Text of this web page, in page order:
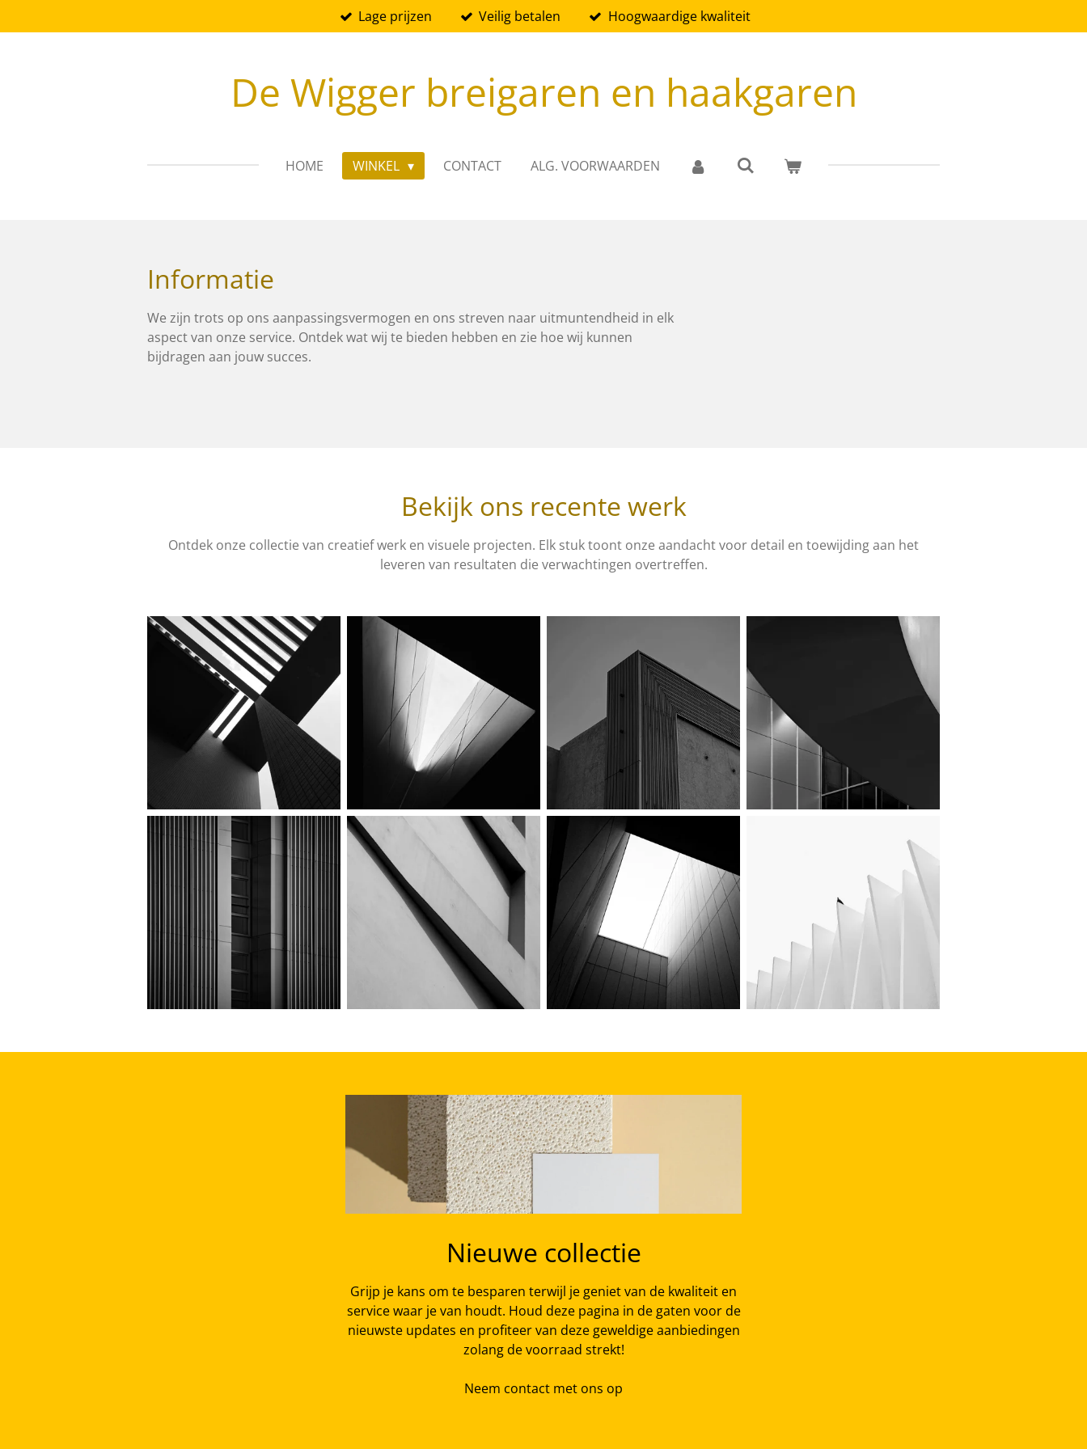
direct
Lage prijzen Veilig betalen Hoogwaardige kwaliteit
De Wigger breigaren en haakgaren
HOME WINKEL CONTACT ALG. VOORWAARDEN
Informatie
We zijn trots op ons aanpassingsvermogen en ons streven naar uitmuntendheid in elk
aspect van onze service. Ontdek wat wij te bieden hebben en zie hoe wij kunnen
bijdragen aan jouw succes.
Bekijk ons recente werk
Ontdek onze collectie van creatief werk en visuele projecten. Elk stuk toont onze aandacht voor detail en toewijding aan het
leveren van resultaten die verwachtingen overtreffen.
Nieuwe collectie
Grijp je kans om te besparen terwijl je geniet van de kwaliteit en
service waar je van houdt. Houd deze pagina in de gaten voor de
nieuwste updates en profiteer van deze geweldige aanbiedingen
zolang de voorraad strekt!
Neem contact met ons op